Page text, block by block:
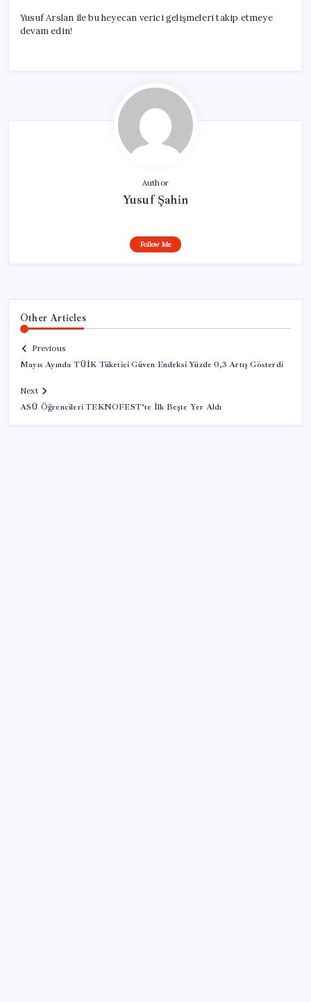
Yusuf Arslan ile bu heyecan verici gelişmeleri takip etmeye
devam edin!
Author
Yusuf Şahin
Follow Me
Other Articles
Previous
Mayıs Ayında TÜİK Tüketici Güven Endeksi Yüzde 0,3 Artış Gösterdi
Next
ASÜ Öğrencileri TEKNOFEST’te İlk Beşte Yer Aldı